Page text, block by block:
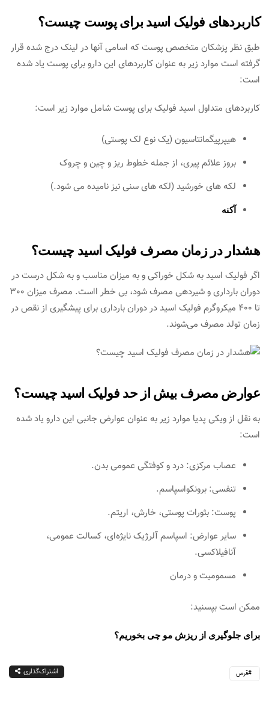
کاربردهای فولیک اسید برای پوست چیست؟
طبق نظر پزشکان متخصص پوست که اسامی آنها در لینک درج شده قرار
گرفته است موارد زیر به عنوان کاربردهای این دارو برای پوست یاد شده
است:
کاربردهای متداول اسید فولیک برای پوست شامل موارد زیر است:
هیپرپیگمانتاسیون (یک نوع لک پوستی)
بروز علائم پیری، از جمله خطوط ریز و چین و چروک
لکه های خورشید (لکه های سنی نیز نامیده می شود.)
آکنه
هشدار در زمان مصرف فولیک اسید چیست؟
اگر فولیک اسید به شکل خوراکی و به میزان مناسب و به شکل درست در
دوران بارداری و شیردهی مصرف شود، بی خطر ااست. مصرف میزان 300
تا 400 میکروگرم فولیک اسید در دوران بارداری برای پیشگیری از نقص در
زمان تولد مصرف می‌شوند.
عوارض مصرف بیش از حد فولیک اسید چیست؟
به نقل از ویکی پدیا موارد زیر به عنوان عوارض جانبی این دارو یاد شده
است:
عصاب مرکزی: درد و کوفتگی عمومی بدن.
تنفسی: برونکواسپاسم.
پوست: بثورات پوستی، خارش، اریتم.
سایر عوارض: اسپاسم آلرژیک نایژه‌ای، کسالت عمومی،
آنافیلاکسی.
مسمومیت و درمان
ممکن است بپسنید:
برای جلوگیری از ریزش مو چی بخوریم؟
قرص اشتراک‌گذاری